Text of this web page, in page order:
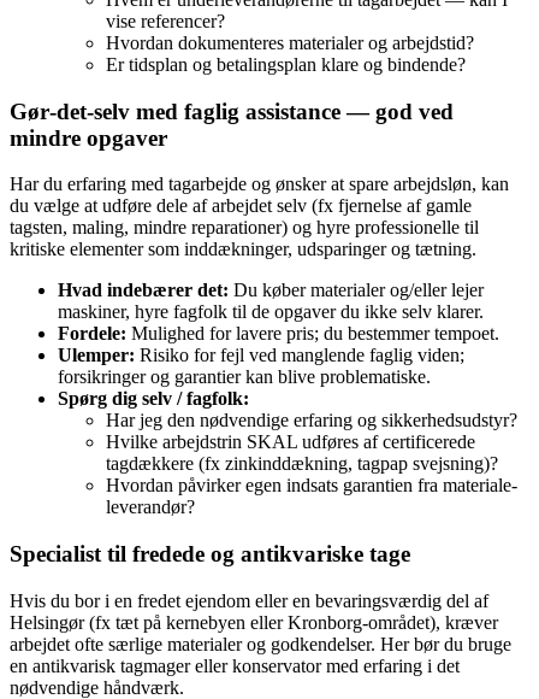
vise referencer?
Hvordan dokumenteres materialer og arbejdstid?
Er tidsplan og betalingsplan klare og bindende?
Gør‑det‑selv med faglig assistance — god ved
mindre opgaver
Har du erfaring med tagarbejde og ønsker at spare arbejdsløn, kan
du vælge at udføre dele af arbejdet selv (fx fjernelse af gamle
tagsten, maling, mindre reparationer) og hyre professionelle til
kritiske elementer som inddækninger, udsparinger og tætning.
Hvad indebærer det: Du køber materialer og/eller lejer
maskiner, hyre fagfolk til de opgaver du ikke selv klarer.
Fordele: Mulighed for lavere pris; du bestemmer tempoet.
Ulemper: Risiko for fejl ved manglende faglig viden;
forsikringer og garantier kan blive problematiske.
Spørg dig selv / fagfolk:
Har jeg den nødvendige erfaring og sikkerhedsudstyr?
Hvilke arbejdstrin SKAL udføres af certificerede
tagdækkere (fx zinkinddækning, tagpap svejsning)?
Hvordan påvirker egen indsats garantien fra materiale­
leverandør?
Specialist til fredede og antikvariske tage
Hvis du bor i en fredet ejendom eller en bevaringsværdig del af
Helsingør (fx tæt på kernebyen eller Kronborg‑området), kræver
arbejdet ofte særlige materialer og godkendelser. Her bør du bruge
en antikvarisk tagmager eller konservator med erfaring i det
nødvendige håndværk.